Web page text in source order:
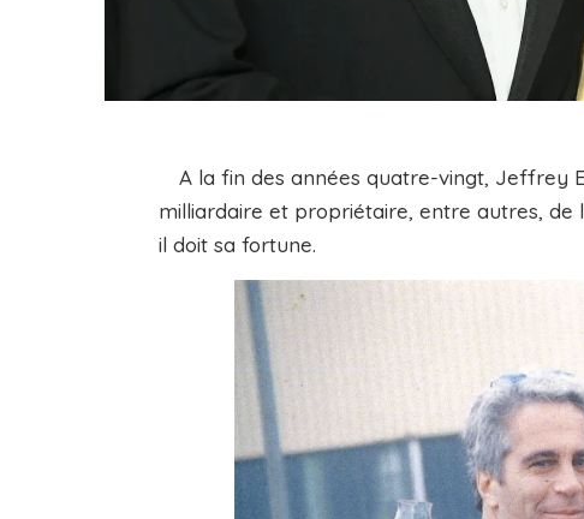
A la fin des années quatre-vingt, Jeffrey
milliardaire et propriétaire, entre autres, de
il doit sa fortune.